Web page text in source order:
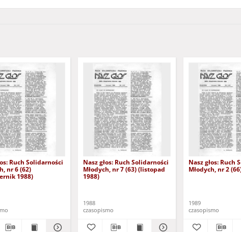
Ruch Solidarności
nr 6 (62)
1988)
Nasz głos: Ruch Solidarności
Młodych, nr 7 (63) (listopad
1988)
1988
czasopismo
Nasz głos: Ruch
Młodych, nr 2
1989
czasopismo